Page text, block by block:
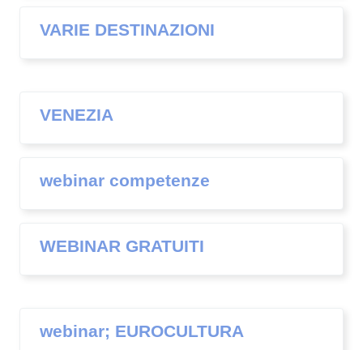
VARIE DESTINAZIONI
VENEZIA
webinar competenze
WEBINAR GRATUITI
webinar; EUROCULTURA